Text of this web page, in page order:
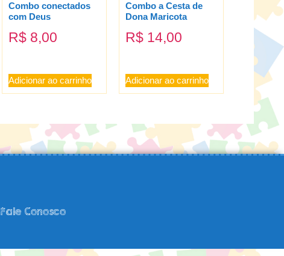
Combo conectados
com Deus
R$ 8,00
Adicionar ao carrinho
Combo a Cesta de
Dona Maricota
R$ 14,00
Adicionar ao carrinho
Fale Conosco